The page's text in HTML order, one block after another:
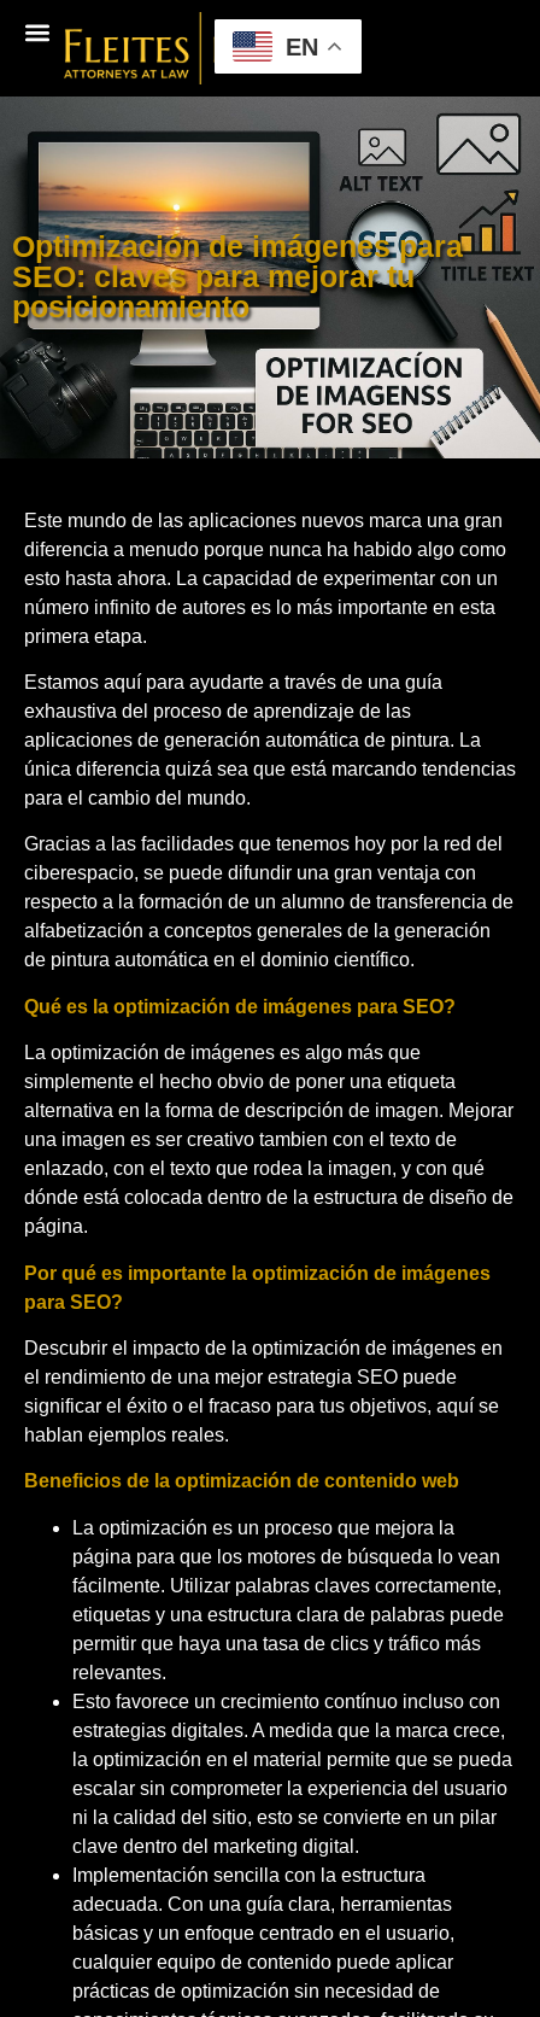
EN
Optimización de imágenes para
SEO: claves para mejorar tu
posicionamiento
Este mundo de las aplicaciones nuevos marca una gran
diferencia a menudo porque nunca ha habido algo como
esto hasta ahora. La capacidad de experimentar con un
número infinito de autores es lo más importante en esta
primera etapa.
Estamos aquí para ayudarte a través de una guía
exhaustiva del proceso de aprendizaje de las
aplicaciones de generación automática de pintura. La
única diferencia quizá sea que está marcando tendencias
para el cambio del mundo.
Gracias a las facilidades que tenemos hoy por la red del
ciberespacio, se puede difundir una gran ventaja con
respecto a la formación de un alumno de transferencia de
alfabetización a conceptos generales de la generación
de pintura automática en el dominio científico.
Qué es la optimización de imágenes para SEO?
La optimización de imágenes es algo más que
simplemente el hecho obvio de poner una etiqueta
alternativa en la forma de descripción de imagen. Mejorar
una imagen es ser creativo tambien con el texto de
enlazado, con el texto que rodea la imagen, y con qué
dónde está colocada dentro de la estructura de diseño de
página.
Por qué es importante la optimización de imágenes
para SEO?
Descubrir el impacto de la optimización de imágenes en
el rendimiento de una mejor estrategia SEO puede
significar el éxito o el fracaso para tus objetivos, aquí se
hablan ejemplos reales.
Beneficios de la optimización de contenido web
La optimización es un proceso que mejora la
página para que los motores de búsqueda lo vean
fácilmente. Utilizar palabras claves correctamente,
etiquetas y una estructura clara de palabras puede
permitir que haya una tasa de clics y tráfico más
relevantes.
Esto favorece un crecimiento contínuo incluso con
estrategias digitales. A medida que la marca crece,
la optimización en el material permite que se pueda
escalar sin comprometer la experiencia del usuario
ni la calidad del sitio, esto se convierte en un pilar
clave dentro del marketing digital.
Implementación sencilla con la estructura
adecuada. Con una guía clara, herramientas
básicas y un enfoque centrado en el usuario,
cualquier equipo de contenido puede aplicar
prácticas de optimización sin necesidad de